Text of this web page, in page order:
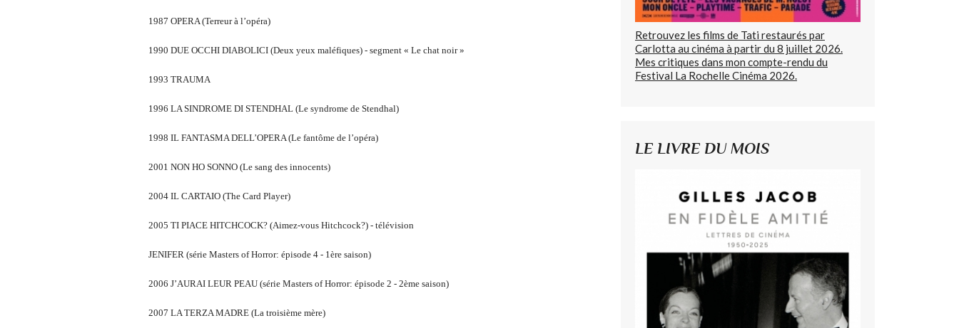
1987 OPERA (Terreur à l’opéra)
1990 DUE OCCHI DIABOLICI (Deux yeux maléfiques) - segment « Le chat noir »
1993 TRAUMA
1996 LA SINDROME DI STENDHAL (Le syndrome de Stendhal)
1998 IL FANTASMA DELL’OPERA (Le fantôme de l’opéra)
2001 NON HO SONNO (Le sang des innocents)
2004 IL CARTAIO (The Card Player)
2005 TI PIACE HITCHCOCK? (Aimez-vous Hitchcock?) - télévision
JENIFER (série Masters of Horror: épisode 4 - 1ère saison)
2006 J’AURAI LEUR PEAU (série Masters of Horror: épisode 2 - 2ème saison)
2007 LA TERZA MADRE (La troisième mère)
Retrouvez les films de Tati restaurés par
Carlotta au cinéma à partir du 8 juillet 2026.
Mes critiques dans mon compte-rendu du
Festival La Rochelle Cinéma 2026.
LE LIVRE DU MOIS